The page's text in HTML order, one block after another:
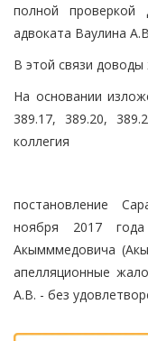
полной
адвоката Ваулина
В этой связи
На основании
389.17, 389.20,
коллегия
постановление
ноября 2017
Акымммедовича
апелляционные
А.В. - без